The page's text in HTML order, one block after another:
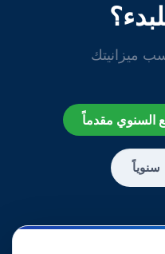
ميزانيتك
السنوي مقدماً
سنوياً